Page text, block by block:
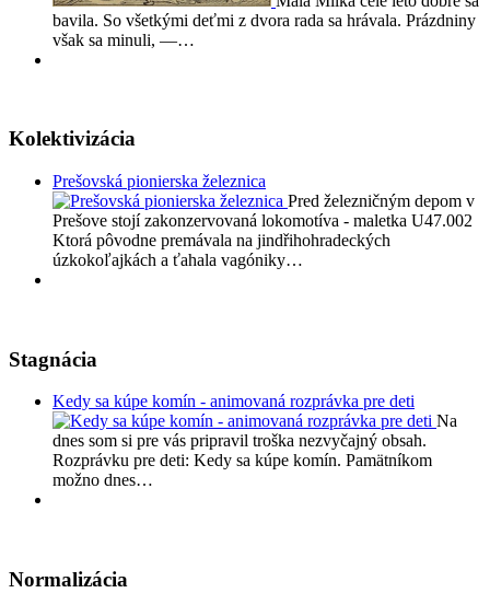
bavila. So všetkými deťmi z dvora rada sa hrávala. Prázdniny
však sa minuli, —…
Kolektivizácia
Prešovská pionierska železnica
Pred železničným depom v
Prešove stojí zakonzervovaná lokomotíva - maletka U47.002
Ktorá pôvodne premávala na jindřihohradeckých
úzkokoľajkách a ťahala vagóniky…
Stagnácia
Kedy sa kúpe komín - animovaná rozprávka pre deti
Na
dnes som si pre vás pripravil troška nezvyčajný obsah.
Rozprávku pre deti: Kedy sa kúpe komín. Pamätníkom
možno dnes…
Normalizácia